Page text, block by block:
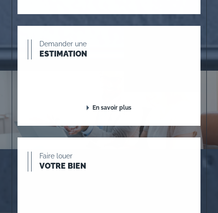
Demander une
ESTIMATION
En savoir plus
Faire louer
VOTRE BIEN